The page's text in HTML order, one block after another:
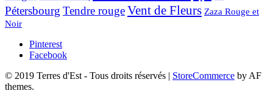
Pétersbourg Tendre rougeVent de Fleurs Zaza Rouge et
Noir
Pinterest
Facebook
© 2019 Terres d'Est - Tous droits réservés | StoreCommerce by AF
themes.